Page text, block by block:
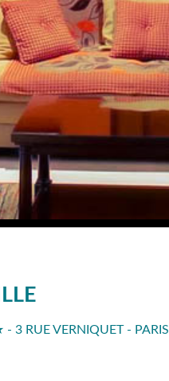
3 RUE VERNIQUET - PARIS